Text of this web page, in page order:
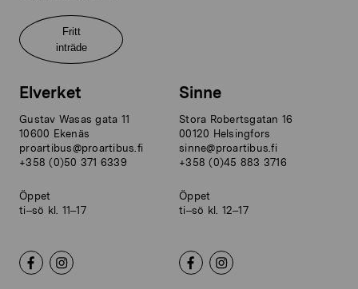
Fritt
inträde
Elverket
Gustav Wasas gata 11
10600 Ekenäs
proartibus@proartibus.fi
+358 (0)50 371 6339
Öppet
ti–sö kl. 11–17
Sinne
Stora Robertsgatan 16
00120 Helsingfors
sinne@proartibus.fi
+358 (0)45 883 3716
Öppet
ti–sö kl. 12–17